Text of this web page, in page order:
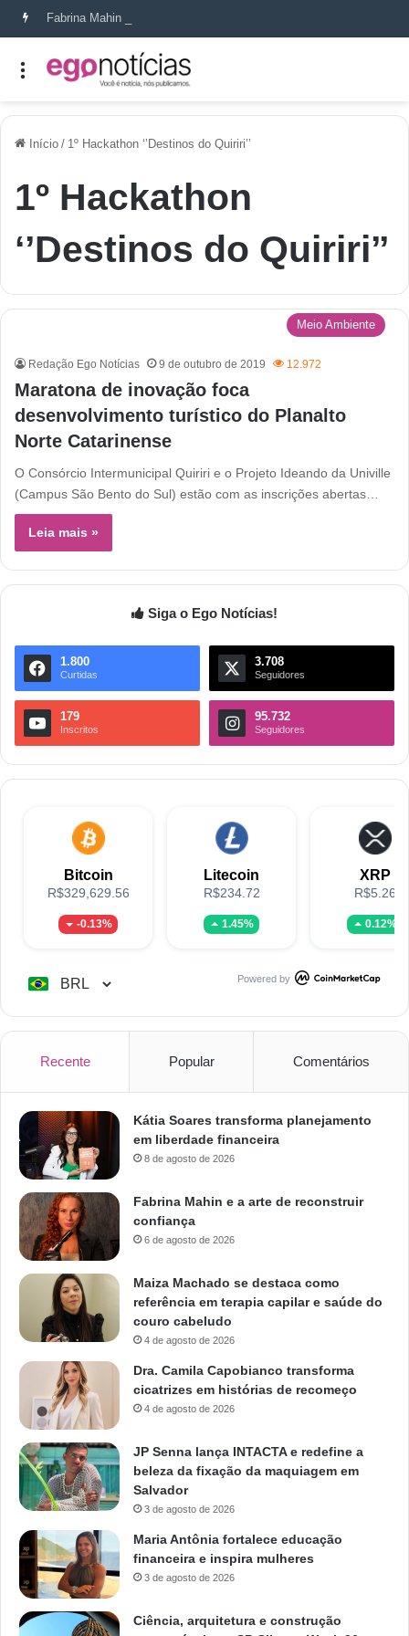
Fabrina Mahin e a arte de reconstruir confiança
Início / 1º Hackathon ‘’Destinos do Quiriri’’
1º Hackathon
‘’Destinos do Quiriri’’
Meio Ambiente
Redação Ego Notícias 9 de outubro de 2019 12.972
Maratona de inovação foca
desenvolvimento turístico do Planalto
Norte Catarinense
O Consórcio Intermunicipal Quiriri e o Projeto Ideando da Univille
(Campus São Bento do Sul) estão com as inscrições abertas…
Leia mais »
Siga o Ego Notícias!
1.800
Curtidas
3.708
Seguidores
179
Inscritos
95.732
Seguidores
Bitcoin
R$329,629.56
-0.13%
Litecoin
R$234.72
1.45%
XRP
R$5.26
0.12%
Powered by
Recente Popular Comentários
Kátia Soares transforma planejamento
em liberdade financeira
8 de agosto de 2026
Fabrina Mahin e a arte de reconstruir
confiança
6 de agosto de 2026
Maiza Machado se destaca como
referência em terapia capilar e saúde do
couro cabeludo
4 de agosto de 2026
Dra. Camila Capobianco transforma
cicatrizes em histórias de recomeço
4 de agosto de 2026
JP Senna lança INTACTA e redefine a
beleza da fixação da maquiagem em
Salvador
3 de agosto de 2026
Maria Antônia fortalece educação
financeira e inspira mulheres
3 de agosto de 2026
Ciência, arquitetura e construção